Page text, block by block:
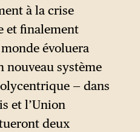
à la crise
et finalement
évoluera
nouveau système
— dans
et l’Union
deux